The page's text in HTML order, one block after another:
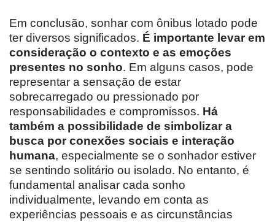
Em conclusão, sonhar com ônibus lotado pode
ter diversos significados. É importante levar em
consideração o contexto e as emoções
presentes no sonho. Em alguns casos, pode
representar a sensação de estar
sobrecarregado ou pressionado por
responsabilidades e compromissos. Há
também a possibilidade de simbolizar a
busca por conexões sociais e interação
humana, especialmente se o sonhador estiver
se sentindo solitário ou isolado. No entanto, é
fundamental analisar cada sonho
individualmente, levando em conta as
experiências pessoais e as circunstâncias